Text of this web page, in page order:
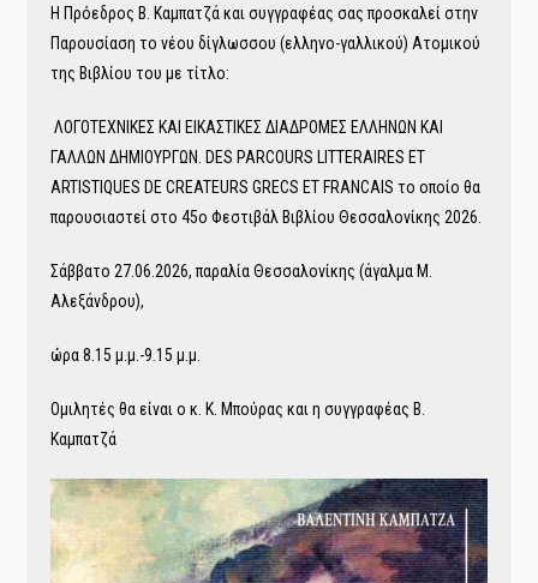
Η Πρόεδρος Β. Καμπατζά και συγγραφέας σας προσκαλεί στην
Παρουσίαση το νέου δίγλωσσου (ελληνο-γαλλικού) Ατομικού
της Βιβλίου του με τίτλο:
ΛΟΓΟΤΕΧΝΙΚΕΣ ΚΑΙ ΕΙΚΑΣΤΙΚΕΣ ΔΙΑΔΡΟΜΕΣ ΕΛΛΗΝΩΝ ΚΑΙ
ΓΑΛΛΩΝ ΔΗΜΙΟΥΡΓΩΝ. DES PARCOURS LITTERAIRES ET
ARTISTIQUES DE CREATEURS GRECS ET FRANCAIS το οποίο θα
παρουσιαστεί στο 45ο Φεστιβάλ Βιβλίου Θεσσαλονίκης 2026.
Σάββατο 27.06.2026, παραλία Θεσσαλονίκης (άγαλμα Μ.
Αλεξάνδρου),
ώρα 8.15 μ.μ.-9.15 μ.μ.
Ομιλητές θα είναι ο κ. Κ. Μπούρας και η συγγραφέας Β.
Καμπατζά